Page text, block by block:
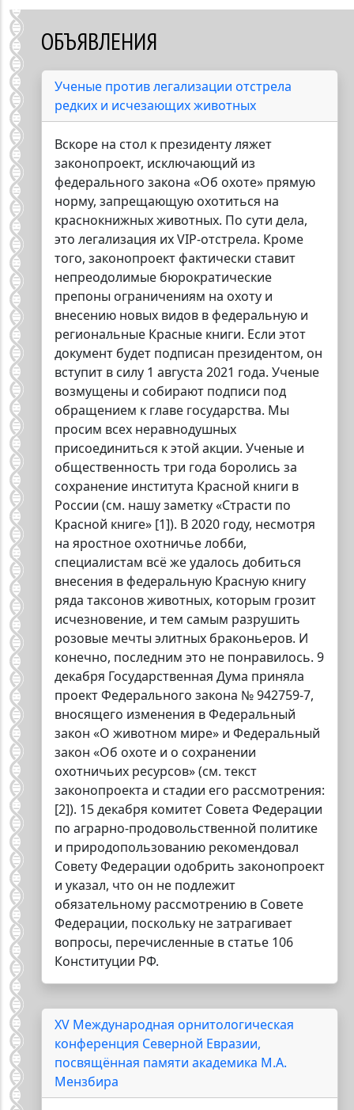
расстояния». Участники экспедиционной группы планируют
взять у белых медведей пробы шерсти, крови и жира,
чтобы определить содержание в организме хищников
органических загрязнителей. Кроме того, на животных
наденут ошейники с передающим устройством, которое
позволит отследить миграционные пути медведей, -
сообщает пресс-служба нацпарка «Русская Арктика».
«Этой экспедицией мы возобновляем работы, начатые в
2010 - 2012 годах, - сообщил участник экспедиции,
старший научный сотрудник Института проблем экологии
и эволюции имени Северцова РАН Илья Мордвинцев. – Но
тогда мы брали у медведей кровь на наличие
заболеваний, шерсть – на загрязнения ртутью и тяжёлыми
металлами, а в этот раз будут взяты ещё и пробы жира на
стойкие органические загрязнители, которые попадают в
организм животных по пищевой цепочке».
ОБЪЯВЛЕНИЯ
Ученые против легализации отстрела
редких и исчезающих животных
Вскоре на стол к президенту ляжет
законопроект, исключающий из
федерального закона «Об охоте» прямую
норму, запрещающую охотиться на
краснокнижных животных. По сути дела,
это легализация их VIP-отстрела. Кроме
того, законопроект фактически ставит
непреодолимые бюрократические
препоны ограничениям на охоту и
внесению новых видов в федеральную и
региональные Красные книги. Если этот
документ будет подписан президентом, он
вступит в силу 1 августа 2021 года. Ученые
возмущены и собирают подписи под
обращением к главе государства. Мы
просим всех неравнодушных
присоединиться к этой акции. Ученые и
общественность три года боролись за
сохранение института Красной книги в
России (см. нашу заметку «Страсти по
Красной книге» [1]). В 2020 году, несмотря
на яростное охотничье лобби,
специалистам всё же удалось добиться
внесения в федеральную Красную книгу
ряда таксонов животных, которым грозит
исчезновение, и тем самым разрушить
розовые мечты элитных браконьеров. И
конечно, последним это не понравилось. 9
декабря Государственная Дума приняла
проект Федерального закона № 942759-7,
вносящего изменения в Федеральный
закон «О животном мире» и Федеральный
закон «Об охоте и о сохранении
охотничьих ресурсов» (см. текст
законопроекта и стадии его рассмотрения:
[2]). 15 декабря комитет Совета Федерации
по аграрно-продовольственной политике
и природопользованию рекомендовал
Совету Федерации одобрить законопроект
и указал, что он не подлежит
обязательному рассмотрению в Совете
Федерации, поскольку не затрагивает
вопросы, перечисленные в статье 106
Конституции РФ.
XV Международная орнитологическая
конференция Северной Евразии,
посвящённая памяти академика М.А.
Мензбира